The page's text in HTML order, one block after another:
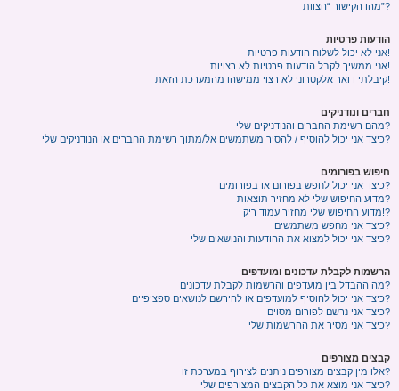
מהו הקישור “הצוות”?
הודעות פרטיות
אני לא יכול לשלוח הודעות פרטיות!
אני ממשיך לקבל הודעות פרטיות לא רצויות!
קיבלתי דואר אלקטרוני לא רצוי ממישהו מהמערכת הזאת!
חברים ונודניקים
מהם רשימת החברים והנודניקים שלי?
כיצד אני יכול להוסיף / להסיר משתמשים אל/מתוך רשימת החברים או הנודניקים שלי?
חיפוש בפורומים
כיצד אני יכול לחפש בפורום או בפורומים?
מדוע החיפוש שלי לא מחזיר תוצאות?
מדוע החיפוש שלי מחזיר עמוד ריק!?
כיצד אני מחפש משתמשים?
כיצד אני יכול למצוא את ההודעות והנושאים שלי?
הרשמות לקבלת עדכונים ומועדפים
מה ההבדל בין מועדפים והרשמות לקבלת עדכונים?
כיצד אני יכול להוסיף למועדפים או להירשם לנושאים ספציפיים?
כיצד אני נרשם לפורום מסוים?
כיצד אני מסיר את ההרשמות שלי?
קבצים מצורפים
אלו מין קבצים מצורפים ניתנים לצירוף במערכת זו?
כיצד אני מוצא את כל הקבצים המצורפים שלי?